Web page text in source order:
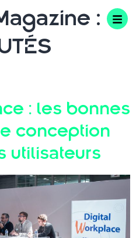
:
: les bonnes
conception
utilisateurs